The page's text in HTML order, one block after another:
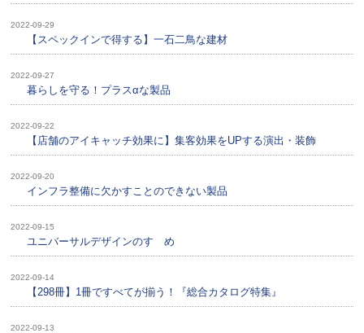
2022-09-29
【スペックインで得する】一石二鳥な建材
2022-09-27
暮らしを守る！プラスαな製品
2022-09-22
【店舗のアイキャッチ効果に】集客効果をUPする演出・装飾
2022-09-20
インフラ整備に欠かすことのできない製品
2022-09-15
ユニバーサルデザインのすゝめ
2022-09-14
【298冊】1冊ですべてが揃う！『総合カタログ特集』
2022-09-13